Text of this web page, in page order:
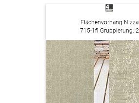
Flächenvorhang Nizza
715-1fl Gruppierung: 2